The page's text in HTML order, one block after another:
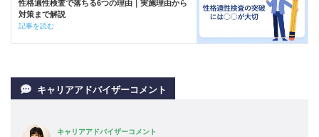
性格適性検査で落ちる6つの理由｜実施理由から
対策まで解説
記事を読む
キャリアアドバイザーコメント
キャリアアドバイザーコメント